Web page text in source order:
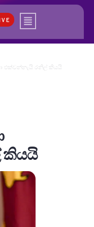
එක්වන්නැයි රනිල් කියයි
කියයි